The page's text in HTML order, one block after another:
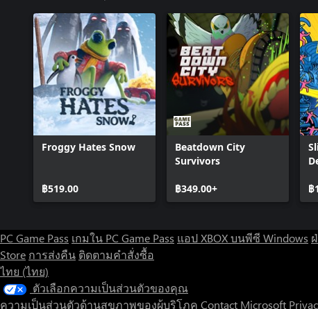
Froggy Hates Snow
฿519.00
Beatdown City
Survivors
฿349.00+ ฿
PC Game Pass เกมใน PC Game Pass แอป XBOX บนพีซี Windows
Store การส่งคืน ติดตามคำสั่งซื้อ
ไทย (ไทย)
ตัวเลือกความเป็นส่วนตัวของคุณ
ความเป็นส่วนตัวด้านสุขภาพของผู้บริโภค Contact Microsoft